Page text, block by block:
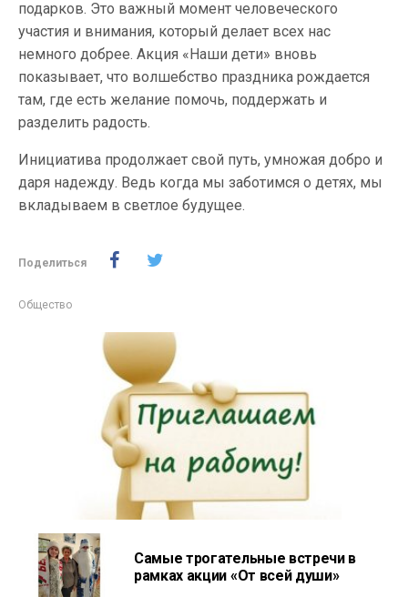
подарков. Это важный момент человеческого
участия и внимания, который делает всех нас
немного добрее. Акция «Наши дети» вновь
показывает, что волшебство праздника рождается
там, где есть желание помочь, поддержать и
разделить радость.
Инициатива продолжает свой путь, умножая добро и
даря надежду. Ведь когда мы заботимся о детях, мы
вкладываем в светлое будущее.
Поделиться
Общество
Самые трогательные встречи в
рамках акции «От всей души»